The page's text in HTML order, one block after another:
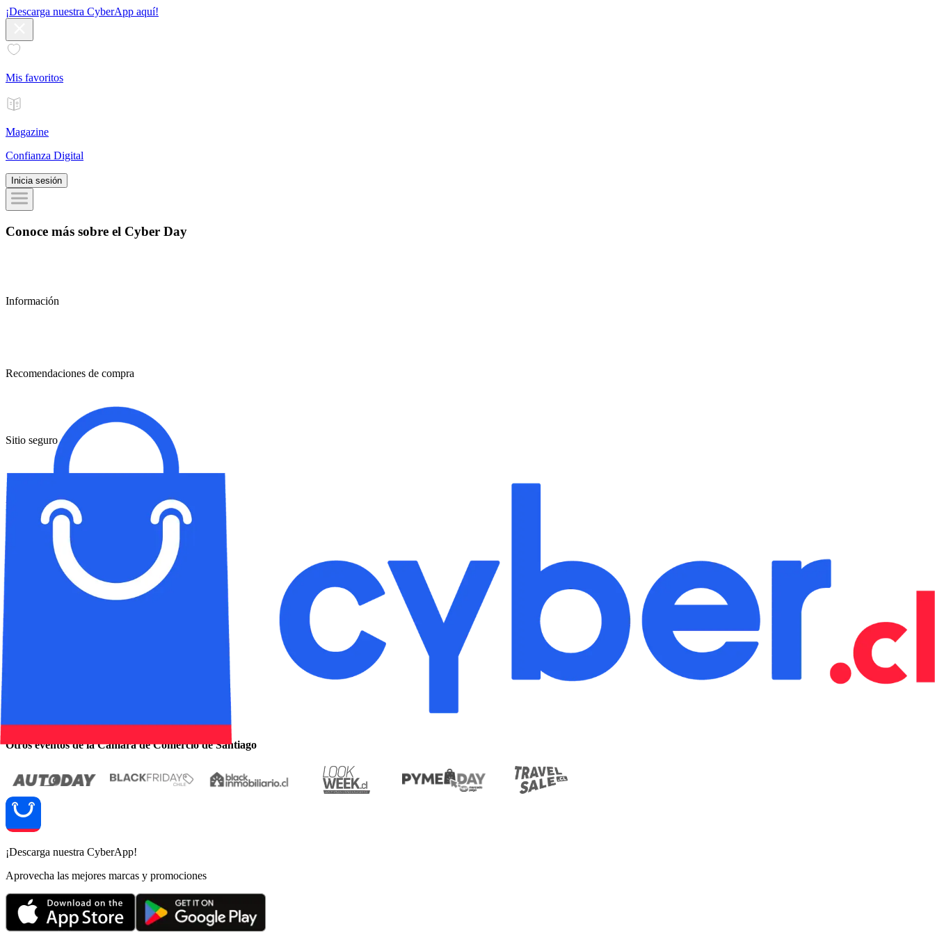
¡Descarga nuestra CyberApp aquí!
Mis favoritos
Magazine
Confianza Digital
Inicia sesión
Conoce más sobre el Cyber Day
Información
Recomendaciones de compra
Sitio seguro
Preguntas frecuentes
Comunicados de prensa
Otros eventos de la Cámara de Comercio de Santiago
¡Descarga nuestra CyberApp!
Aprovecha las mejores marcas y promociones